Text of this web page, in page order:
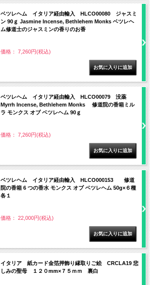
ベツレヘム イタリア経由輸入 HLCO00080 ジャスミ
ン 90ｇ Jasmine Incense, Bethlehem Monks ベツレヘ
ム修道士のジャスミンの香りのお香
価格： 7,260円(税込)
ベツレヘム イタリア経由輸入 HLCO00079 没薬
Myrrh Incense, Bethlehem Monks 修道院の香箱ミル
ラ モンクス オブ ベツレヘム 90ｇ
価格： 7,260円(税込)
ベツレヘム イタリア経由輸入 HLCO000153 修道
院の香箱 6 つの香水 モンクス オブ ベツレヘム 50g×６種
各１
価格： 22,000円(税込)
イタリア 紙カード金箔押飾り縁取りご絵 CRCLA19 悲
しみの聖母 １２０mm×７５ｍｍ 裏白